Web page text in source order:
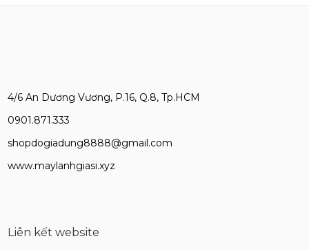
4/6 An Dương Vương, P.16, Q.8, Tp.HCM
0901.871.333
shopdogiadung8888@gmail.com
www.maylanhgiasi.xyz
Liên kết website